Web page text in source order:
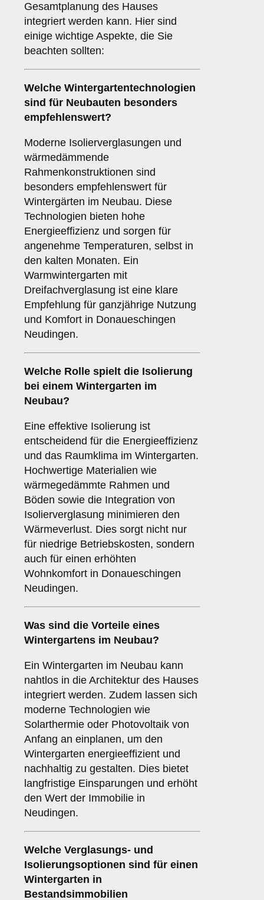
Gesamtplanung des Hauses
integriert werden kann. Hier sind
einige wichtige Aspekte, die Sie
beachten sollten:
Welche Wintergartentechnologien
sind für Neubauten besonders
empfehlenswert?
Moderne Isolierverglasungen und
wärmedämmende
Rahmenkonstruktionen sind
besonders empfehlenswert für
Wintergärten im Neubau. Diese
Technologien bieten hohe
Energieeffizienz und sorgen für
angenehme Temperaturen, selbst in
den kalten Monaten. Ein
Warmwintergarten mit
Dreifachverglasung ist eine klare
Empfehlung für ganzjährige Nutzung
und Komfort in Donaueschingen
Neudingen.
Welche Rolle spielt die Isolierung
bei einem Wintergarten im
Neubau?
Eine effektive Isolierung ist
entscheidend für die Energieeffizienz
und das Raumklima im Wintergarten.
Hochwertige Materialien wie
wärmegedämmte Rahmen und
Böden sowie die Integration von
Isolierverglasung minimieren den
Wärmeverlust. Dies sorgt nicht nur
für niedrige Betriebskosten, sondern
auch für einen erhöhten
Wohnkomfort in Donaueschingen
Neudingen.
Was sind die Vorteile eines
Wintergartens im Neubau?
Ein Wintergarten im Neubau kann
nahtlos in die Architektur des Hauses
integriert werden. Zudem lassen sich
moderne Technologien wie
Solarthermie oder Photovoltaik von
Anfang an einplanen, um den
Wintergarten energieeffizient und
nachhaltig zu gestalten. Dies bietet
langfristige Einsparungen und erhöht
den Wert der Immobilie in
Neudingen.
Welche Verglasungs- und
Isolierungsoptionen sind für einen
Wintergarten in
Bestandsimmobilien